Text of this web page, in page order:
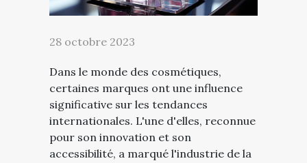
28 octobre 2023
Dans le monde des cosmétiques,
certaines marques ont une influence
significative sur les tendances
internationales. L'une d'elles, reconnue
pour son innovation et son
accessibilité, a marqué l'industrie de la